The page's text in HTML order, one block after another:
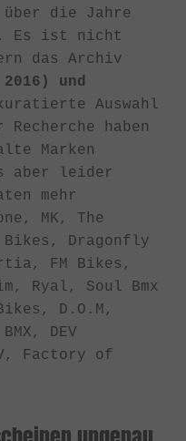
die Jahre
Es ist nicht
das Archiv
und
Auswahl
haben
Marken
aber leider
mehr
MK, The
Dragonfly
FM Bikes,
Ryal, Soul Bmx
D.O.M,
DEV
Factory of